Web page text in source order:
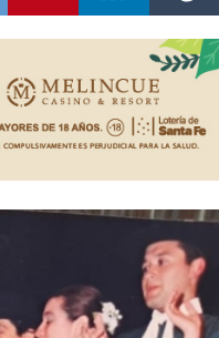
renovados